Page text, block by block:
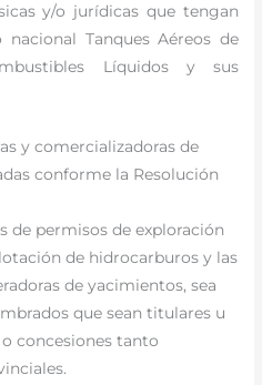
y/o jurídicas que tengan
Tanques Aéreos de
Líquidos y sus
y comercializadoras de
conforme la Resolución
de permisos de exploración
de hidrocarburos y las
de yacimientos, sea
que sean titulares u
concesiones tanto